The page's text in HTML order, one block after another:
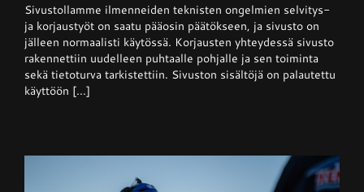
jälleen
normaalisti
käytössä
Sivustollamme ilmenneiden teknisten ongelmien selvitys-
ja korjaustyöt on saatu pääosin päätökseen, ja sivusto on
jälleen normaalisti käytössä. Korjausten yhteydessä sivusto
rakennettiin uudelleen puhtaalle pohjalle ja sen toiminta
sekä tietoturva tarkistettiin. Sivuston sisältöjä on palautettu
käyttöön [...]